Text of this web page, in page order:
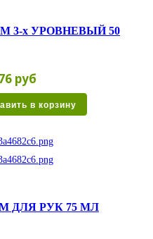
3-х УРОВНЕВЫЙ 50
руб
ДЛЯ РУК 75 МЛ